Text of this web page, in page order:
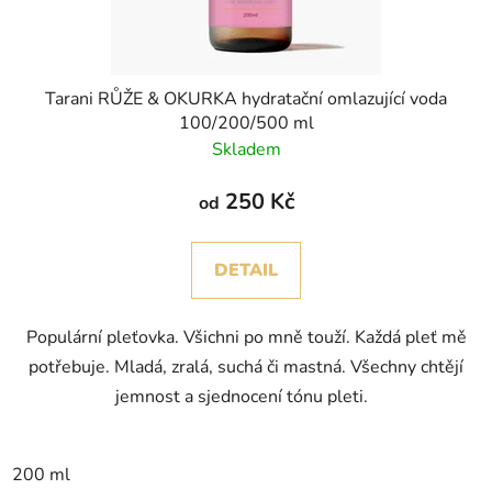
Tarani RŮŽE & OKURKA hydratační omlazující voda
100/200/500 ml
Skladem
od 250 Kč
DETAIL
Populární pleťovka. Všichni po mně touží. Každá pleť mě
potřebuje. Mladá, zralá, suchá či mastná. Všechny chtějí
jemnost a sjednocení tónu pleti.
200 ml